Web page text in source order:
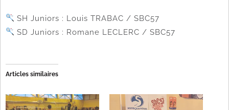
SH Juniors : Louis TRABAC / SBC57
SD Juniors : Romane LECLERC / SBC57
Articles similaires